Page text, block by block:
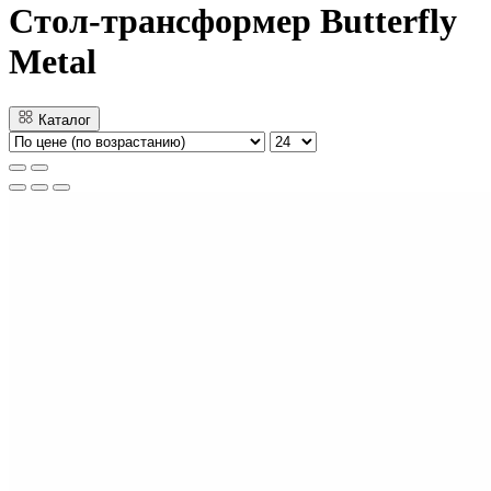
Стол-трансформер Butterfly
Metal
Каталог